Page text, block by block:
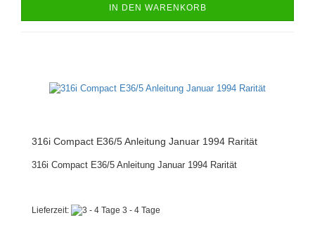
IN DEN WARENKORB
316i Compact E36/5 Anleitung Januar 1994 Rarität
316i Compact E36/5 Anleitung Januar 1994 Rarität
Lieferzeit: 3 - 4 Tage